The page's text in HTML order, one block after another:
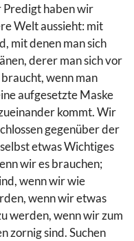
Predigt haben wir
Welt aussieht: mit
mit denen man sich
derer man sich vor
wenn man
aufgesetzte Maske
kommt. Wir
gegenüber der
etwas Wichtiges
wir es brauchen;
wenn wir wie
wenn wir etwas
werden, wenn wir zum
zornig sind. Suchen